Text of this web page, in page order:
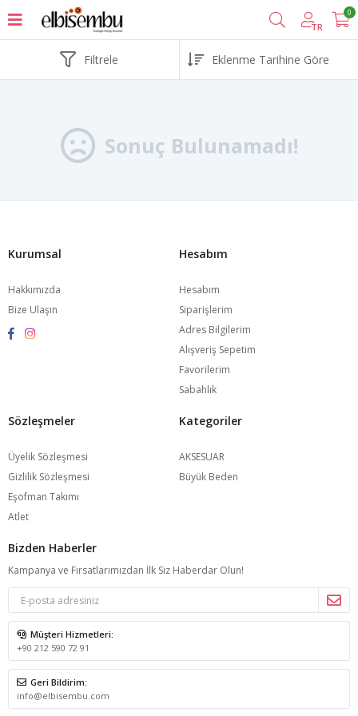
TR
0
Filtrele
Sonuç Bulunamadı!
Kurumsal
Hakkımızda
Bize Ulaşın
Hesabım
Hesabım
Siparişlerim
Adres Bilgilerim
Alışveriş Sepetim
Favorilerim
Sabahlık
Sözleşmeler
Üyelik Sözleşmesi
Gizlilik Sözleşmesi
Eşofman Takımı
Atlet
Kategoriler
AKSESUAR
Büyük Beden
Bizden Haberler
Kampanya ve Fırsatlarımızdan İlk Siz Haberdar Olun!
Müşteri Hizmetleri:
+90 212 590 72 91
Geri Bildirim:
info@elbisembu.com